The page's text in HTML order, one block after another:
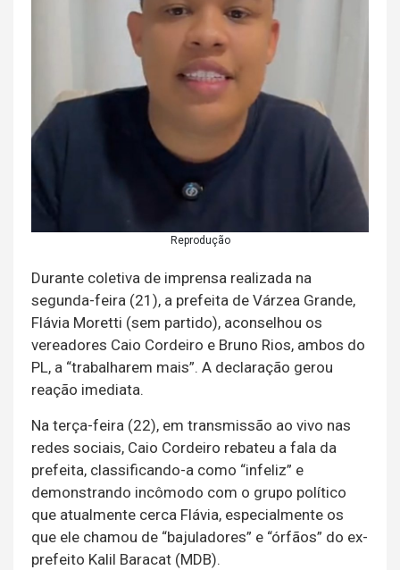
Reprodução
Durante coletiva de imprensa realizada na
segunda-feira (21), a prefeita de Várzea Grande,
Flávia Moretti (sem partido), aconselhou os
vereadores Caio Cordeiro e Bruno Rios, ambos do
PL, a “trabalharem mais”. A declaração gerou
reação imediata.
Na terça-feira (22), em transmissão ao vivo nas
redes sociais, Caio Cordeiro rebateu a fala da
prefeita, classificando-a como “infeliz” e
demonstrando incômodo com o grupo político
que atualmente cerca Flávia, especialmente os
que ele chamou de “bajuladores” e “órfãos” do ex-
prefeito Kalil Baracat (MDB).